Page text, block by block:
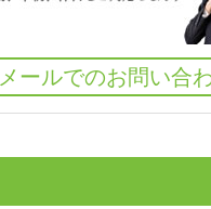
メールでのお問い合